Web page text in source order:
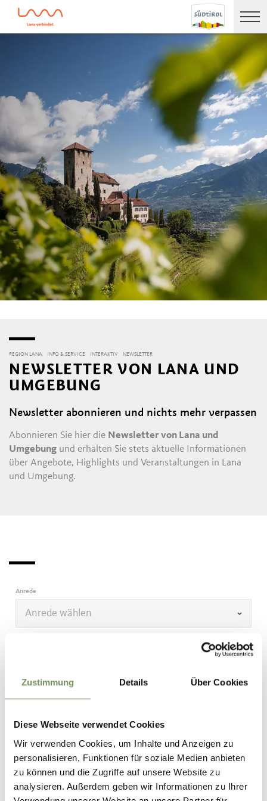
Zustimmung Details Über Cookies
Diese Webseite verwendet Cookies
Wir verwenden Cookies, um Inhalte und Anzeigen zu
personalisieren, Funktionen für soziale Medien anbieten
zu können und die Zugriffe auf unsere Website zu
analysieren. Außerdem geben wir Informationen zu Ihrer
REGION LANA INFO & SERVICE INTERAKTIV NEWSLETTER
NEWSLETTER VON LANA UND
UMGEBUNG
Newsletter abonnieren und nichts mehr verpassen
Abonnieren Sie hier die Newsletter von Lana und
Umgebung und erhalten Sie stets aktuelle Informationen
über Angebote, Highlights und Veranstaltungen in Lana
und Umgebung.
Anrede
E-Mail